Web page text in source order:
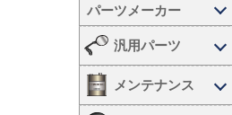
汎用パーツ
メンテナンス